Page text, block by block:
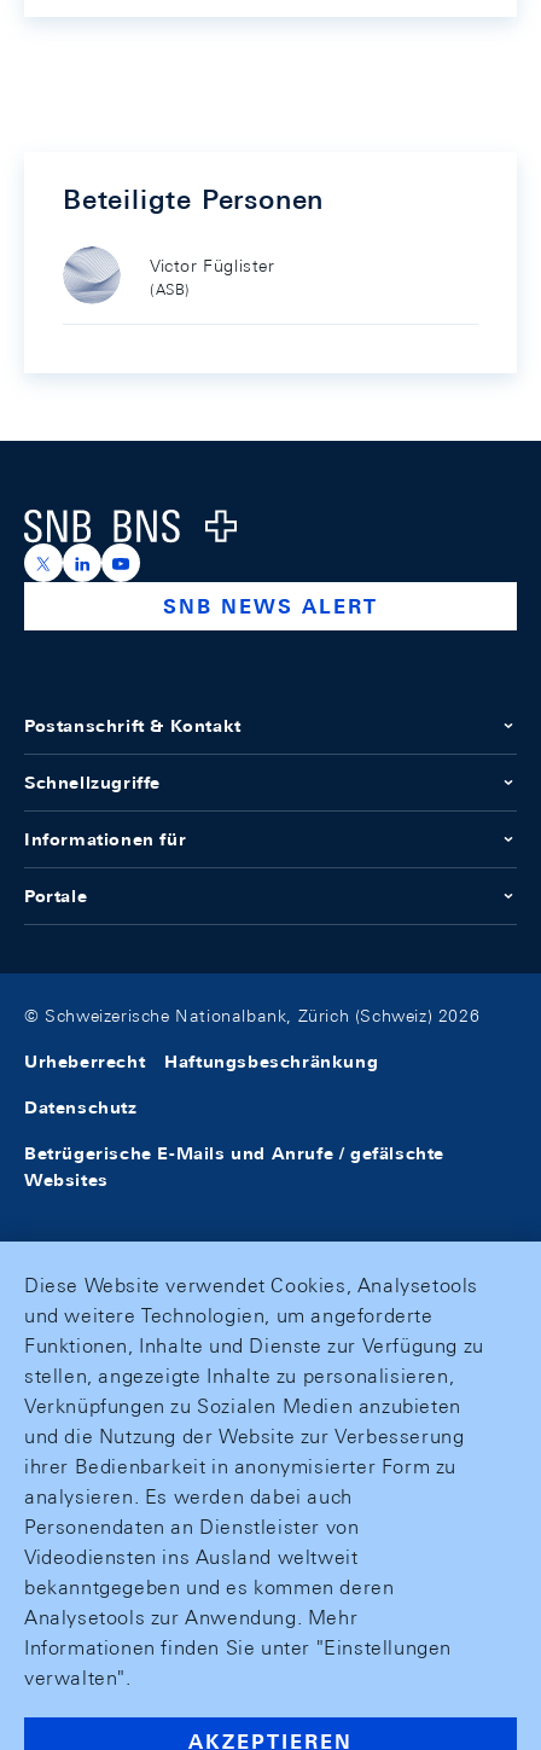
Beteiligte Personen
Victor Füglister
(ASB)
Logo
https://x.com/snb_bns
https://ch.linkedin.com/company/swiss-national-
https://www.youtube.com/@swissnationalbank
SNB NEWS ALERT
Postanschrift & Kontakt
Schnellzugriffe
Informationen für
Portale
© Schweizerische Nationalbank, Zürich (Schweiz) 2026
Urheberrecht Haftungsbeschränkung
Datenschutz
Betrügerische E-Mails und Anrufe / gefälschte
Websites
Diese Website verwendet Cookies, Analysetools
und weitere Technologien, um angeforderte
Funktionen, Inhalte und Dienste zur Verfügung zu
stellen, angezeigte Inhalte zu personalisieren,
Verknüpfungen zu Sozialen Medien anzubieten
und die Nutzung der Website zur Verbesserung
ihrer Bedienbarkeit in anonymisierter Form zu
analysieren. Es werden dabei auch
Personendaten an Dienstleister von
Videodiensten ins Ausland weltweit
bekanntgegeben und es kommen deren
Analysetools zur Anwendung. Mehr
Informationen finden Sie unter "Einstellungen
verwalten".
AKZEPTIEREN